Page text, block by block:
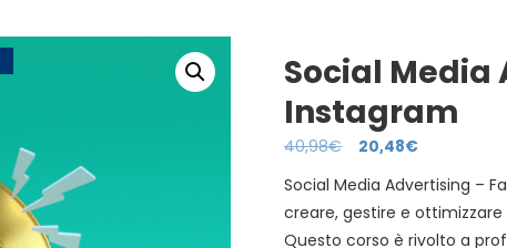
Social Media
Instagram
40,98€ 20,48€
Social Media Advertising –
creare, gestire e ottimizzare
Questo corso è rivolto a